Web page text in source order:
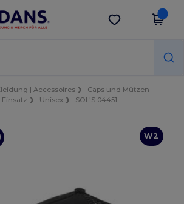
App
in der App!
App holen
| Accessoires
Caps und Mützen
Einsatz Unisex SOL'S 04451
W2